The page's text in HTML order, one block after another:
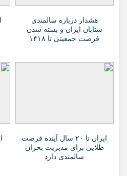
هشدار درباره سالمندی
شتابان ایران و بسته شدن
فرصت جمعیتی تا ۱۴۱۸
ایران تا ۲۰ سال آینده فرصت
طلایی برای مدیریت بحران
سالمندی دارد